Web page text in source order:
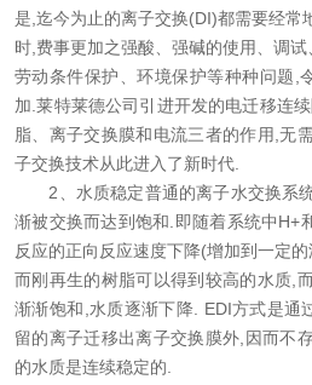
是,迄今为止的离子交换(DI)都需要经常
时,费事更加之强酸、强碱的使用、调试
劳动条件保护、环境保护等种种问题,
加.莱特莱德公司引进开发的电迁移连
脂、离子交换膜和电流三者的作用,无
子交换技术从此进入了新时代.
2、水质稳定普通的离子水交换系
渐被交换而达到饱和.即随着系统中H+
反应的正向反应速度下降(增加到一定
而刚再生的树脂可以得到较高的水质,
渐渐饱和,水质逐渐下降. EDI方式是通
留的离子迁移出离子交换膜外,因而不
的水质是连续稳定的.